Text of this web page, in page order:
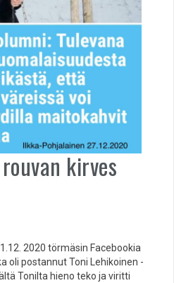
kirves
2020 törmäsin Facebookia
oli postannut Toni Lehikoinen -
Tonilta hieno teko ja viritti